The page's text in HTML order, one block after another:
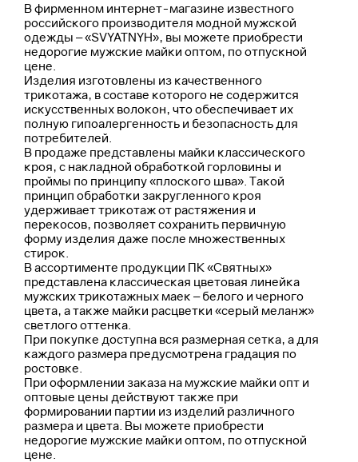
В фирменном интернет-магазине известного
российского производителя модной мужской
одежды – «SVYATNYH», вы можете приобрести
недорогие мужские майки оптом, по отпускной
цене.
Изделия изготовлены из качественного
трикотажа, в составе которого не содержится
искусственных волокон, что обеспечивает их
полную гипоалергенность и безопасность для
потребителей.
В продаже представлены майки классического
кроя, с накладной обработкой горловины и
проймы по принципу «плоского шва». Такой
принцип обработки закругленного кроя
удерживает трикотаж от растяжения и
перекосов, позволяет сохранить первичную
форму изделия даже после множественных
стирок.
В ассортименте продукции ПК «Святных»
представлена классическая цветовая линейка
мужских трикотажных маек – белого и черного
цвета, а также майки расцветки «серый меланж»
светлого оттенка.
При покупке доступна вся размерная сетка, а для
каждого размера предусмотрена градация по
ростовке.
При оформлении заказа на мужские майки опт и
оптовые цены действуют также при
формировании партии из изделий различного
размера и цвета. Вы можете приобрести
недорогие мужские майки оптом, по отпускной
цене.